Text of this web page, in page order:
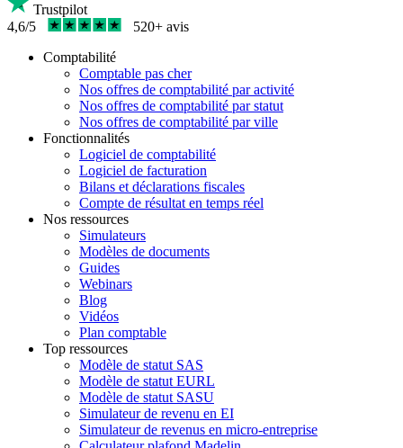
Trustpilot
4,6/5
520+ avis
Comptabilité
Comptable pas cher
Nos offres de comptabilité par activité
Nos offres de comptabilité par statut
Nos offres de comptabilité par ville
Fonctionnalités
Logiciel de comptabilité
Logiciel de facturation
Bilans et déclarations fiscales
Compte de résultat en temps réel
Nos ressources
Simulateurs
Modèles de documents
Guides
Webinars
Blog
Vidéos
Plan comptable
Top ressources
Modèle de statut SAS
Modèle de statut EURL
Modèle de statut SASU
Simulateur de revenu en EI
Simulateur de revenus en micro-entreprise